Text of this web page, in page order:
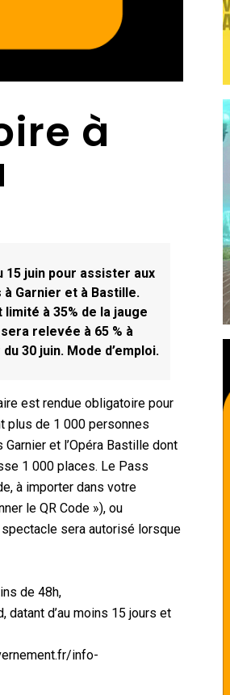
à
juin pour assister aux
Garnier et à Bastille.
à 35% de la jauge
relevée à 65 % à
30 juin. Mode d’emploi.
est rendue obligatoire pour
plus de 1 000 personnes
et l’Opéra Bastille dont
1 000 places. Le Pass
à importer dans votre
le QR Code »), ou
sera autorisé lorsque
de 48h,
datant d’au moins 15 jours et
info-